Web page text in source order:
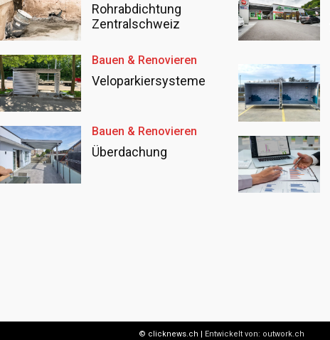
Rohrabdichtung
Zentralschweiz
Bauen & Renovieren
Veloparkiersysteme
Bauen & Renovieren
Überdachung
© clicknews.ch | Entwickelt von: outwork.ch